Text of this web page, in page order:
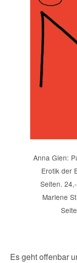
Anna Gien:
Erotik der
Seiten.
Marlene
Es geht offenbar